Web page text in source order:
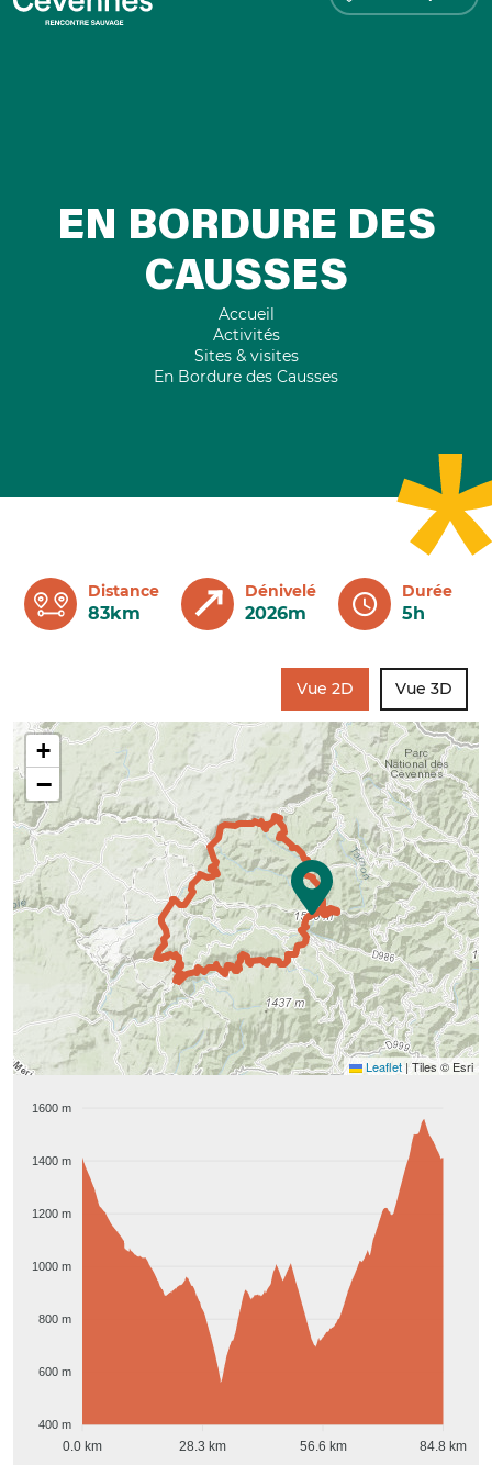
EN BORDURE DES
CAUSSES
Accueil
Activités
Sites & visites
En Bordure des Causses
Distance
83km
Dénivelé
2026m
Durée
5h
Vue 2D Vue 3D
+
−
Leaflet |Tiles © Esri
1600 m
1400 m
1200 m
1000 m
800 m
600 m
400 m
0.0 km 28.3 km 56.6 km 84.8 km